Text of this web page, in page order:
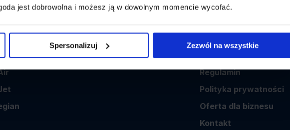
jest dobrowolna i możesz ją w dowolnym momencie wycofać.
Spersonalizuj Zezwól na wszystkie
linie Informacje
O nas
Regulamin
Polityka prywatności
Oferta dla biznesu
Kontakt